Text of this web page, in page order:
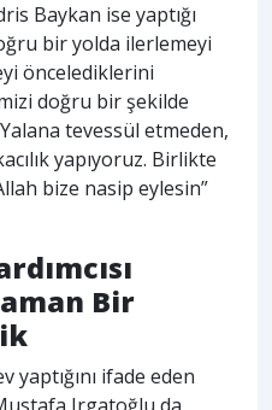
Baykan ise yaptığı
bir yolda ilerlemeyi
öncelediklerini
doğru bir şekilde
tevessül etmeden,
yapıyoruz. Birlikte
bize nasip eylesin”
Bir
yaptığını ifade eden